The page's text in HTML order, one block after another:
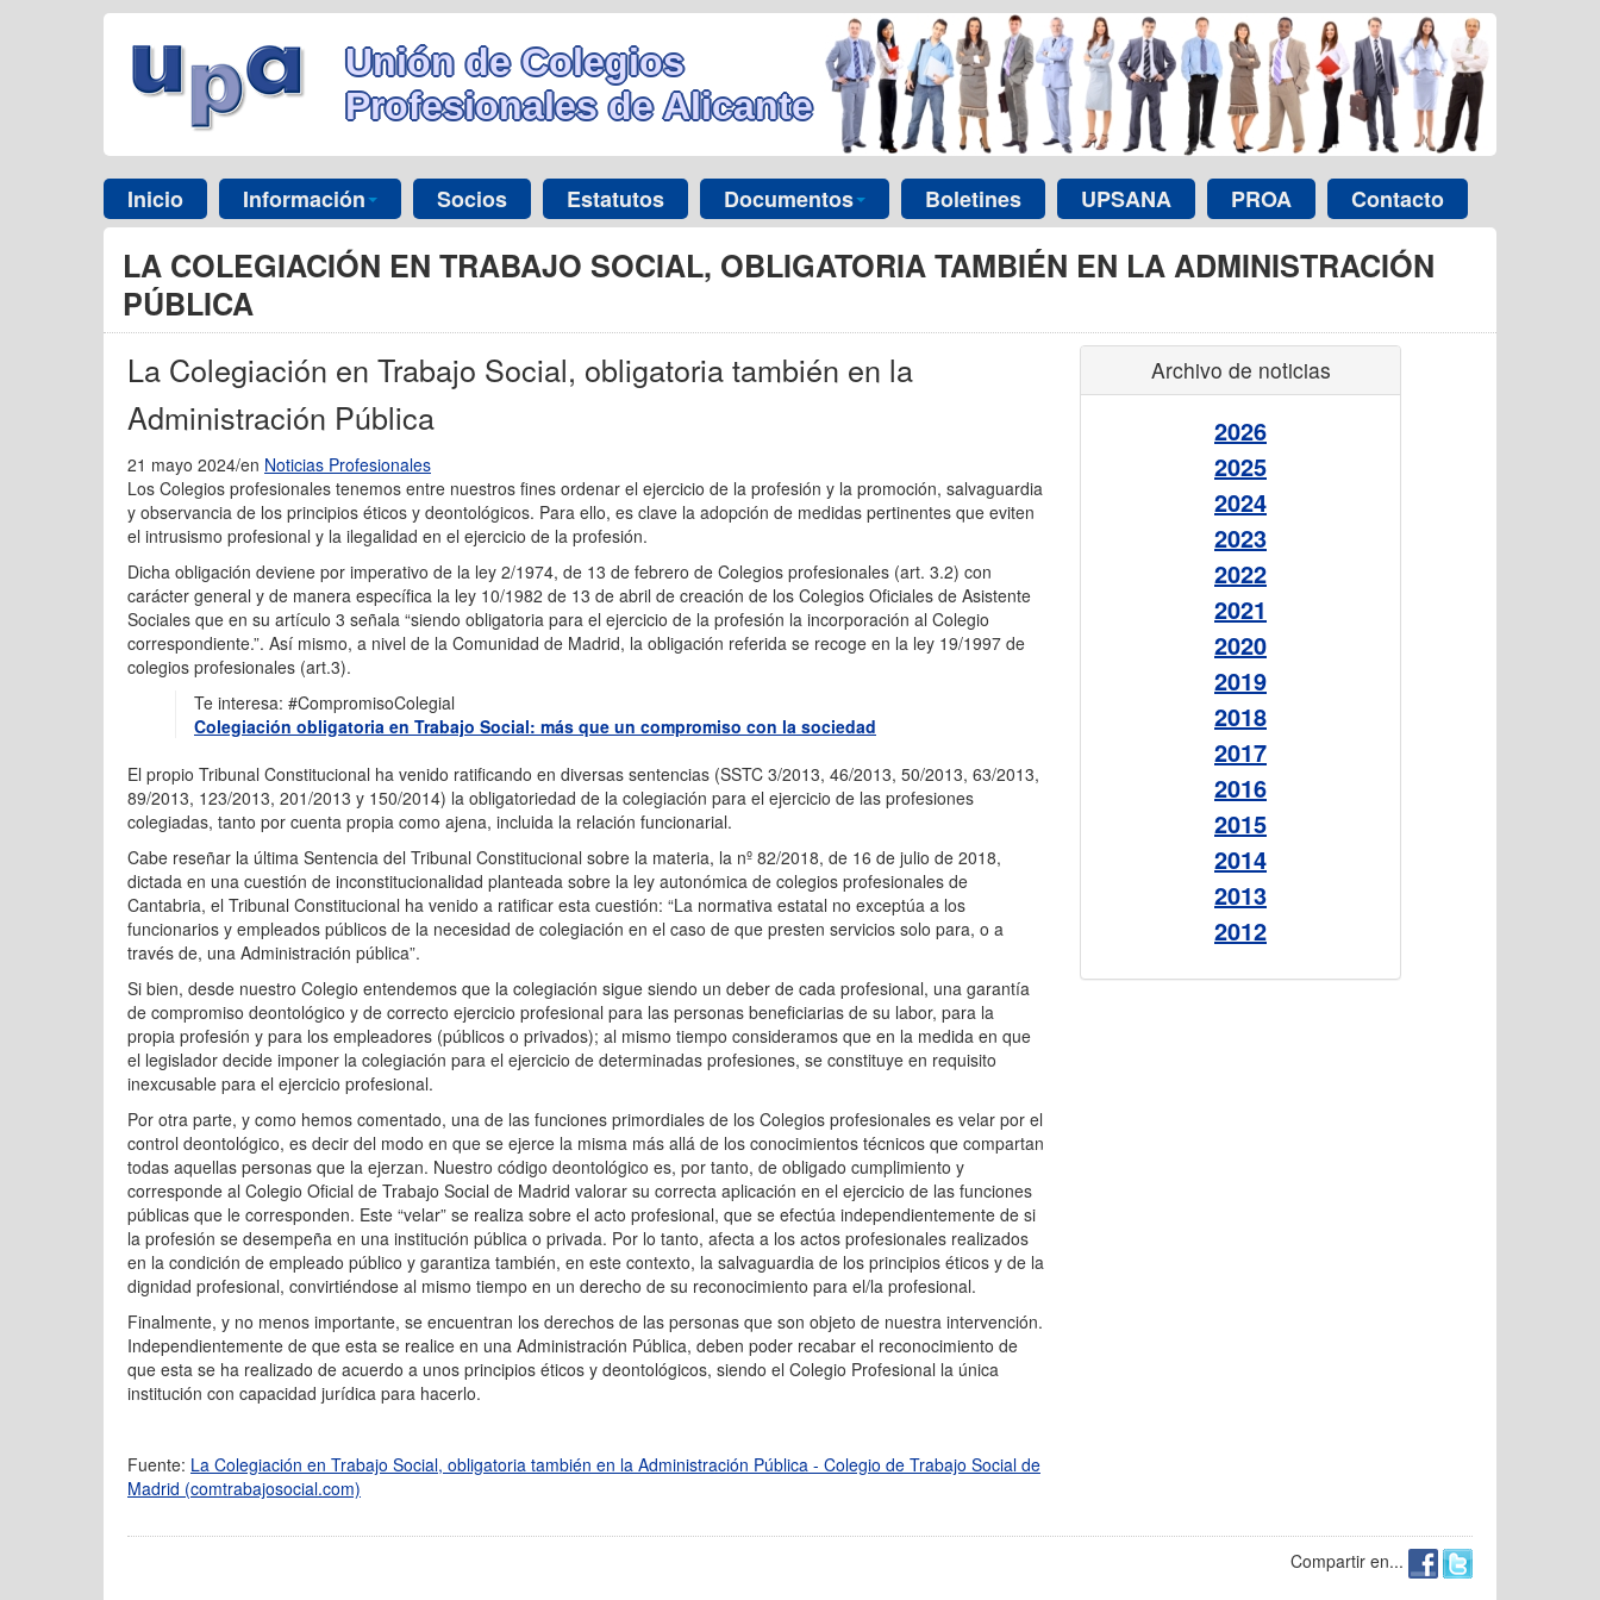
Unión de Colegios
Profesionales de Alicante
Inicio Información Socios Estatutos Documentos Boletines UPSANA PROA Contacto
LA COLEGIACIÓN EN TRABAJO SOCIAL, OBLIGATORIA TAMBIÉN EN LA ADMINISTRACIÓN
PÚBLICA
La Colegiación en Trabajo Social, obligatoria también en la
Administración Pública
21 mayo 2024/en Noticias Profesionales
Los Colegios profesionales tenemos entre nuestros fines ordenar el ejercicio de la profesión y la promoción, salvaguardia
y observancia de los principios éticos y deontológicos. Para ello, es clave la adopción de medidas pertinentes que eviten
el intrusismo profesional y la ilegalidad en el ejercicio de la profesión.
Dicha obligación deviene por imperativo de la ley 2/1974, de 13 de febrero de Colegios profesionales (art. 3.2) con
carácter general y de manera específica la ley 10/1982 de 13 de abril de creación de los Colegios Oficiales de Asistente
Sociales que en su artículo 3 señala “siendo obligatoria para el ejercicio de la profesión la incorporación al Colegio
correspondiente.”. Así mismo, a nivel de la Comunidad de Madrid, la obligación referida se recoge en la ley 19/1997 de
colegios profesionales (art.3).
Te interesa: #CompromisoColegial
Colegiación obligatoria en Trabajo Social: más que un compromiso con la sociedad
El propio Tribunal Constitucional ha venido ratificando en diversas sentencias (SSTC 3/2013, 46/2013, 50/2013, 63/2013,
89/2013, 123/2013, 201/2013 y 150/2014) la obligatoriedad de la colegiación para el ejercicio de las profesiones
colegiadas, tanto por cuenta propia como ajena, incluida la relación funcionarial.
Cabe reseñar la última Sentencia del Tribunal Constitucional sobre la materia, la nº 82/2018, de 16 de julio de 2018,
dictada en una cuestión de inconstitucionalidad planteada sobre la ley autonómica de colegios profesionales de
Cantabria, el Tribunal Constitucional ha venido a ratificar esta cuestión: “La normativa estatal no exceptúa a los
funcionarios y empleados públicos de la necesidad de colegiación en el caso de que presten servicios solo para, o a
través de, una Administración pública”.
Si bien, desde nuestro Colegio entendemos que la colegiación sigue siendo un deber de cada profesional, una garantía
de compromiso deontológico y de correcto ejercicio profesional para las personas beneficiarias de su labor, para la
propia profesión y para los empleadores (públicos o privados); al mismo tiempo consideramos que en la medida en que
el legislador decide imponer la colegiación para el ejercicio de determinadas profesiones, se constituye en requisito
inexcusable para el ejercicio profesional.
Por otra parte, y como hemos comentado, una de las funciones primordiales de los Colegios profesionales es velar por el
control deontológico, es decir del modo en que se ejerce la misma más allá de los conocimientos técnicos que compartan
todas aquellas personas que la ejerzan. Nuestro código deontológico es, por tanto, de obligado cumplimiento y
corresponde al Colegio Oficial de Trabajo Social de Madrid valorar su correcta aplicación en el ejercicio de las funciones
públicas que le corresponden. Este “velar” se realiza sobre el acto profesional, que se efectúa independientemente de si
la profesión se desempeña en una institución pública o privada. Por lo tanto, afecta a los actos profesionales realizados
en la condición de empleado público y garantiza también, en este contexto, la salvaguardia de los principios éticos y de la
dignidad profesional, convirtiéndose al mismo tiempo en un derecho de su reconocimiento para el/la profesional.
Finalmente, y no menos importante, se encuentran los derechos de las personas que son objeto de nuestra intervención.
Independientemente de que esta se realice en una Administración Pública, deben poder recabar el reconocimiento de
que esta se ha realizado de acuerdo a unos principios éticos y deontológicos, siendo el Colegio Profesional la única
institución con capacidad jurídica para hacerlo.
Fuente: La Colegiación en Trabajo Social, obligatoria también en la Administración Pública - Colegio de Trabajo Social de
Madrid (comtrabajosocial.com)
Archivo de noticias
2026
2025
2024
2023
2022
2021
2020
2019
2018
2017
2016
2015
2014
2013
2012
Compartir en...